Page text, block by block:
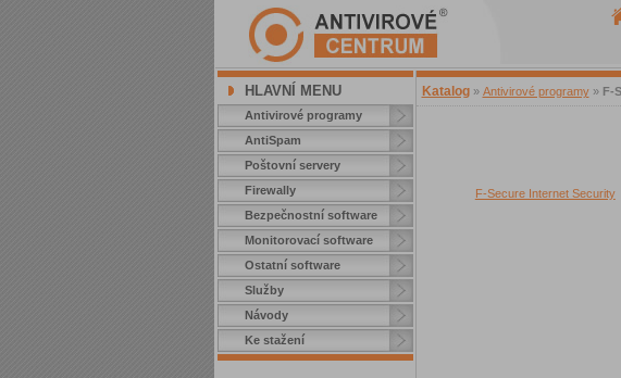
HLAVNÍ MENU
Antivirové programy
AntiSpam
Poštovní servery
Firewally
Bezpečnostní software
Monitorovací software
Ostatní software
Služby
Návody
Ke stažení
Katalog » Antivirové programy » F-
F-Secure Internet Security